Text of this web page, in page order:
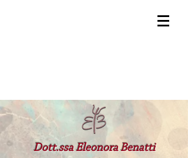
Dott.ssa Eleonora Benatti